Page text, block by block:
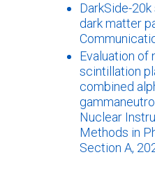
DarkSide-
dark matter
Evaluation of
scintillation
combined
Nuclear
Methods in
Section A,